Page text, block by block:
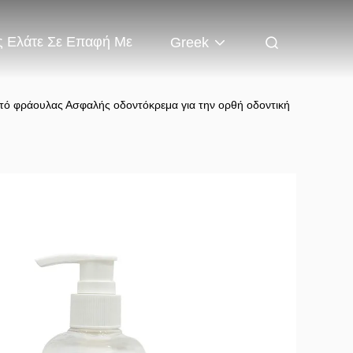
Ελάτε Σε Επαφή Με Greek
φράουλας Ασφαλής οδοντόκρεμα για την ορθή οδοντική